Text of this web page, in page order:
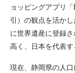
ョッピングアプリ
引）の観点を活か
に世界遺産に登録
高く、日本を代表
現在、静岡県の人